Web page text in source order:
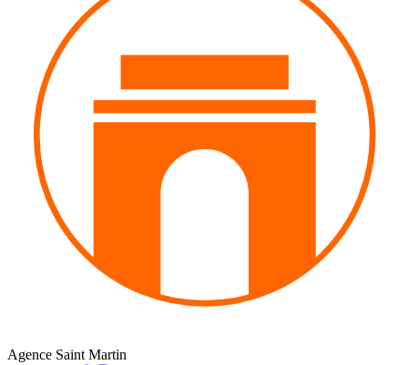
Agence Saint Martin